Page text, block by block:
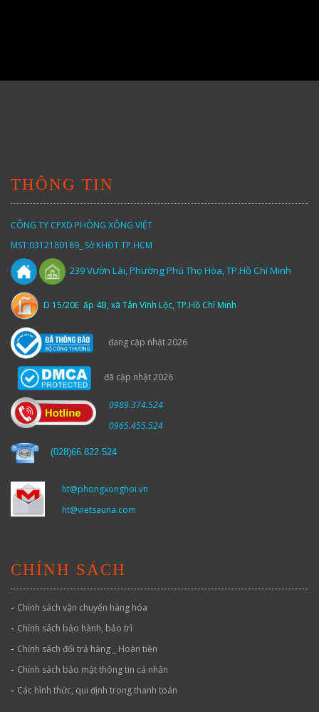
THÔNG TIN
CÔNG TY CPXD PHÒNG XÔNG VIỆT
MST:0312180189_ Sở KHĐT TP.HCM
239Vườn Lài,Phường Phú Thọ Hòa, TP.Hồ Chí Minh
D 15/20E ấp 4B, xã Tân Vĩnh Lộc, TP.Hồ Chí Minh
đang cập nhật 2026
đã cập nhật 2026
0989.374.524
0965.455.524
(028)66.822.524
ht@phongxonghoi.vn
ht@vietsauna.com
CHÍNH SÁCH
- Chính sách vận chuyển hàng hóa
- Chính sách bảo hành, bảo trì
- Chính sách đổi trả hàng _ Hoàn tiền
- Chính sách bảo mật thông tin cá nhân
- Các hình thức, qui định trong thanh toán